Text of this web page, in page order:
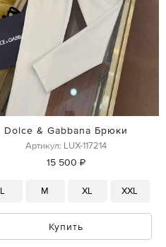
Dolce & Gabbana Брюки
Артикул: LUX-117214
15 500 ₽
L M XL XXL
Купить